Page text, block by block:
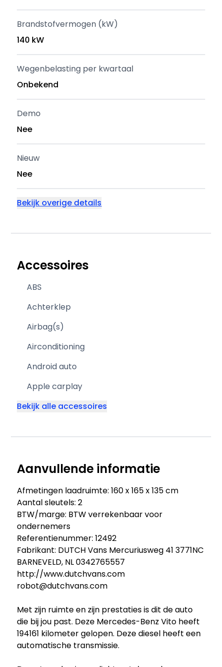
Brandstofvermogen (kW)
140 kW
Wegenbelasting per kwartaal
Onbekend
Demo
Nee
Nieuw
Nee
Bekijk overige details
Accessoires
ABS
Achterklep
Airbag(s)
Airconditioning
Android auto
Apple carplay
Bekijk alle accessoires
Aanvullende informatie
Afmetingen laadruimte: 160 x 165 x 135 cm
Aantal sleutels: 2
BTW/marge: BTW verrekenbaar voor
ondernemers
Referentienummer: 12492
Fabrikant: DUTCH Vans Mercuriusweg 41 3771NC
BARNEVELD, NL 0342765557
http://www.dutchvans.com
robot@dutchvans.com
Met zijn ruimte en zijn prestaties is dit de auto
die bij jou past. Deze Mercedes-Benz Vito heeft
194161 kilometer gelopen. Deze diesel heeft een
automatische transmissie.